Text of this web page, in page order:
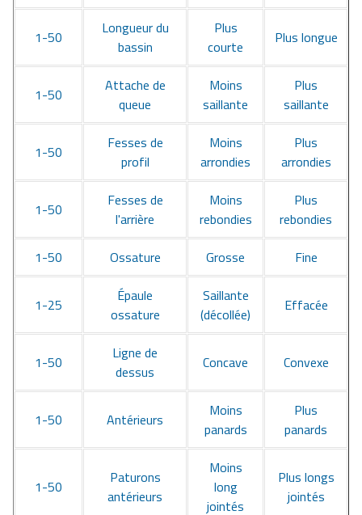
1-50
Longueur du
bassin
Plus
courte
Plus longue
1-50
Attache de
queue
Moins
saillante
Plus
saillante
1-50
Fesses de
profil
Moins
arrondies
Plus
arrondies
1-50
Fesses de
l'arrière
Moins
rebondies
Plus
rebondies
1-50
Ossature Grosse Fine
1-25
Épaule
ossature
Saillante
(décollée)
Effacée
1-50
Ligne de
dessus
Concave Convexe
1-50 Antérieurs
Moins
panards
Plus
panards
1-50
Paturons
antérieurs
Moins
long
jointés
Plus longs
jointés